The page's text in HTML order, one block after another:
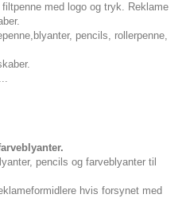
med logo og tryk. Reklame
pencils, rollerpenne,
pencils og farveblyanter til
hvis forsynet med